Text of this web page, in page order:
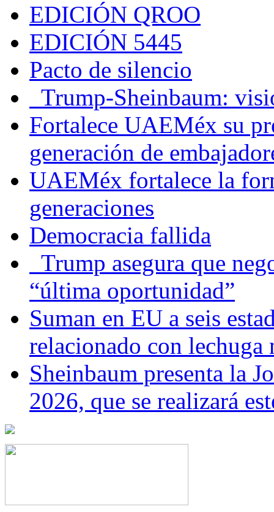
EDICIÓN QROO
EDICIÓN 5445
Pacto de silencio
Trump-Sheinbaum:
Fortalece UAEMéx su
generación de
UAEMéx fortalece la
generaciones
Democracia fallida
Trump asegura que
“última oportunidad”
Suman en EU a seis
relacionado con lechuga
Sheinbaum presenta la
2026, que se realizará